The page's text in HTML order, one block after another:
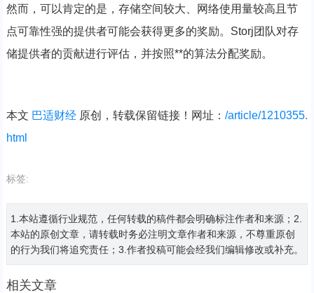
然而，可以肯定的是，存储空间较大、网络使用量较高且节
点可靠性强的提供者可能会获得更多的奖励。Storj团队对存
储提供者的贡献进行评估，并按照**的算法分配奖励。
本文 巴适财经原创，转载保留链接！网址： /article/1210355.
html
标签:
1.本站遵循行业规范，任何转载的稿件都会明确标注作者和来源；2.
本站的原创文章，请转载时务必注明文章作者和来源，不尊重原创
的行为我们将追究责任；3.作者投稿可能会经我们编辑修改或补充。
相关文章